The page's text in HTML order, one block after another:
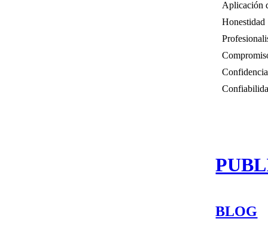
Aplicación
Honestidad
BLOG